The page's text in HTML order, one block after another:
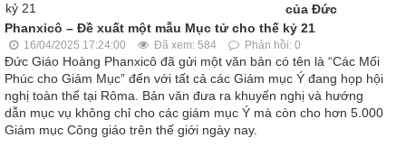
của Đức
Phanxicô – Đề xuất một mẫu Mục tử cho thế kỷ 21
16/04/2025 17:24:00 Đã xem: 584 Phản hồi: 0
Đức Giáo Hoàng Phanxicô đã gửi một văn bản có tên là “Các Mối
Phúc cho Giám Mục” đến với tất cả các Giám mục Ý đang họp hội
nghị toàn thể tại Rôma. Bản văn đưa ra khuyến nghị và hướng
dẫn mục vụ không chỉ cho các giám mục Ý mà còn cho hơn 5.000
Giám mục Công giáo trên thế giới ngày nay.